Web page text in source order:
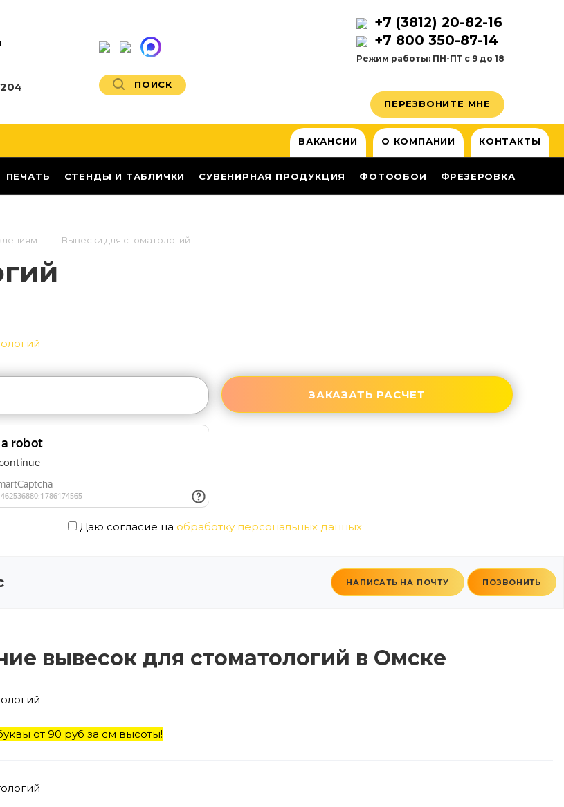
ПОИСК
+7 (3812) 20-82-16
+7 800 350-87-14
Режим работы: ПН-ПТ с 9 до 18
ПЕРЕЗВОНИТЕ МНЕ
ВАКАНСИИ О КОМПАНИИ КОНТАКТЫ
ПЕЧАТЬ СТЕНДЫ И ТАБЛИЧКИ СУВЕНИРНАЯ ПРОДУКЦИЯ ФОТООБОИ ФРЕЗЕРОВКА
Вывески для стоматологий
Даю согласие на обработку персональных данных
НАПИСАТЬ НА ПОЧТУ ПОЗВОНИТЬ
вывесок для стоматологий в Омске
от 90 руб за см высоты!